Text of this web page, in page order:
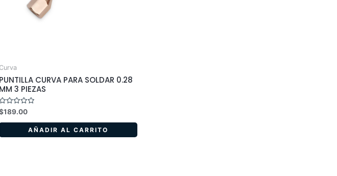
Curva
PUNTILLA CURVA PARA SOLDAR 0.28
MM 3 PIEZAS
Valorado
en
189.00
AÑADIR AL CARRITO